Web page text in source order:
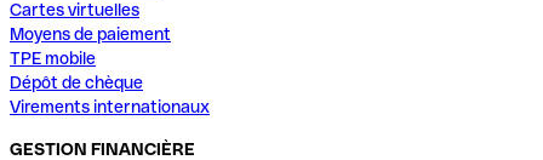
Cartes virtuelles
Moyens de paiement
TPE mobile
Dépôt de chèque
Virements internationaux
GESTION FINANCIÈRE